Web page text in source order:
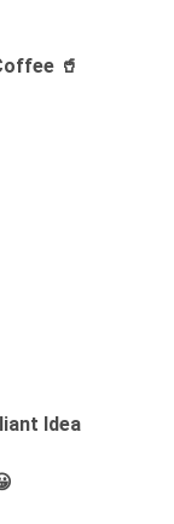
🥤
Idea